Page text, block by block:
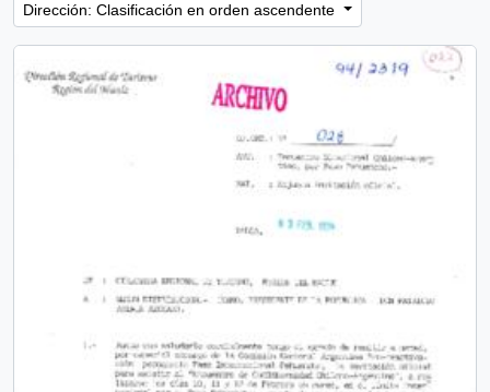
Dirección: Clasificación en orden ascendente